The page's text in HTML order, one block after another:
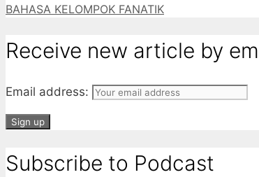
BAHASA KELOMPOK FANATIK
Receive new article by
Email address:
Subscribe to Podcast